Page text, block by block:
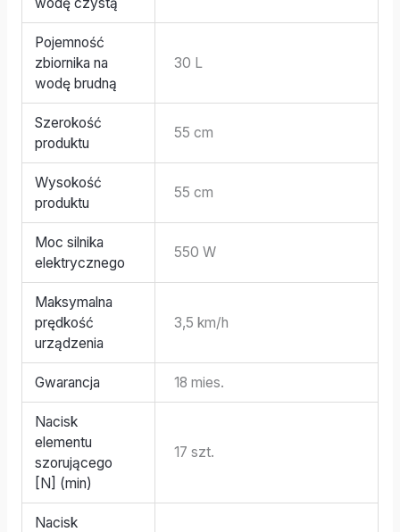
Pojemność
zbiornika na
wodę brudną
30 L
Szerokość
produktu
55 cm
Wysokość
produktu
55 cm
Moc silnika
elektrycznego
550 W
Maksymalna
prędkość
urządzenia
3,5 km/h
Gwarancja 18 mies.
Nacisk
elementu
szorującego
[N] (min)
17 szt.
Nacisk